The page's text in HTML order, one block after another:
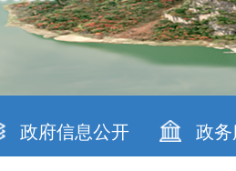
政府信息公开 政务